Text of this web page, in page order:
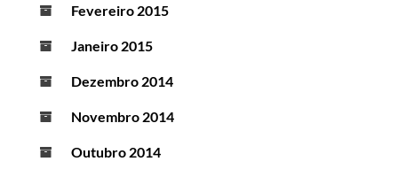
Fevereiro 2015
Janeiro 2015
Dezembro 2014
Novembro 2014
Outubro 2014